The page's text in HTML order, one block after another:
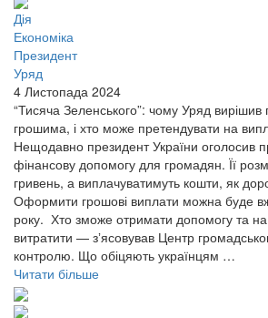
Дія
Економіка
Президент
Уряд
4 Листопада 2024
“Тисяча Зеленського”: чому Уряд вирішив
грошима, і хто може претендувати на
Нещодавно президент України оголосив
фінансову допомогу для громадян. Її
гривень, а виплачуватимуть кошти, як
Оформити грошові виплати можна буде
року. Хто зможе отримати допомогу та
витратити — зʼясовував Центр
контролю. Що обіцяють українцям …
Читати більше